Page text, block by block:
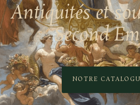
Antiquités et
Second
NOTRE